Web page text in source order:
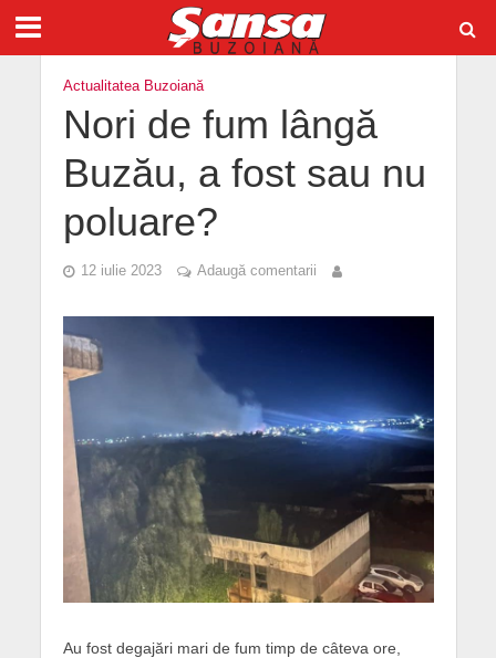
Actualitatea Buzoiană
Nori de fum lângă
Buzău, a fost sau nu
poluare?
12 iulie 2023 Adaugă comentarii
Au fost degajări mari de fum timp de câteva ore,